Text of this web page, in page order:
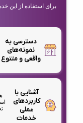
برای استفاده از این
دسترسی به
نمونه‌های
واقعی و متنوع
آشنایی با
کاربردهای
عملی
خدمات